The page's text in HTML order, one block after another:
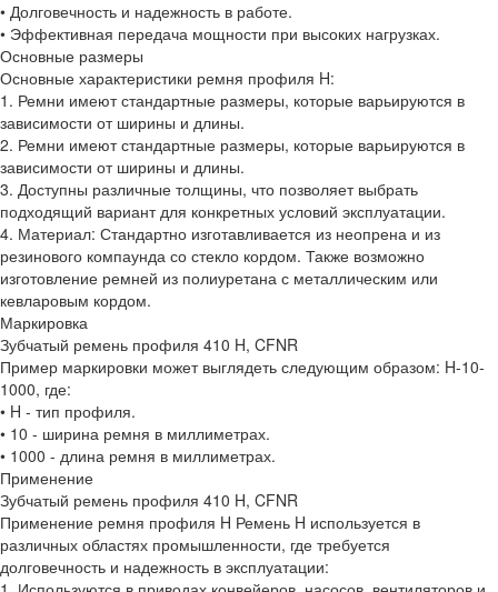
• Долговечность и надежность в работе.
• Эффективная передача мощности при высоких нагрузках.
Основные размеры
Основные характеристики ремня профиля H:
1. Ремни имеют стандартные размеры, которые варьируются в
зависимости от ширины и длины.
2. Ремни имеют стандартные размеры, которые варьируются в
зависимости от ширины и длины.
3. Доступны различные толщины, что позволяет выбрать
подходящий вариант для конкретных условий эксплуатации.
4. Материал: Стандартно изготавливается из неопрена и из
резинового компаунда со стекло кордом. Также возможно
изготовление ремней из полиуретана с металлическим или
кевларовым кордом.
Маркировка
Зубчатый ремень профиля 410 H, CFNR
Пример маркировки может выглядеть следующим образом: H-10-
1000, где:
• H - тип профиля.
• 10 - ширина ремня в миллиметрах.
• 1000 - длина ремня в миллиметрах.
Применение
Зубчатый ремень профиля 410 H, CFNR
Применение ремня профиля H Ремень H используется в
различных областях промышленности, где требуется
долговечность и надежность в эксплуатации: